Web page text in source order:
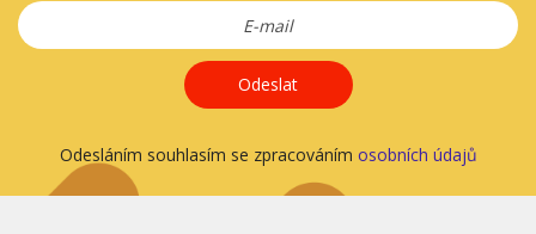
Odeslat
Odesláním souhlasím se zpracováním osobních údajů